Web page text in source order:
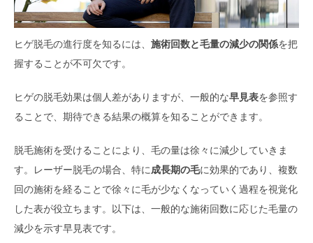
ヒゲ脱毛の進行度を知るには、 施術回数と毛量の減少の関係を把
握することが不可欠です。
ヒゲの脱毛効果は個人差がありますが、一般的な早見表を参照す
ることで、期待できる結果の概算を知ることができます。
脱毛施術を受けることにより、毛の量は徐々に減少していきま
す。レーザー脱毛の場合、特に成長期の毛に効果的であり、複数
回の施術を経ることで徐々に毛が少なくなっていく過程を視覚化
した表が役立ちます。以下は、一般的な施術回数に応じた毛量の
減少を示す早見表です。